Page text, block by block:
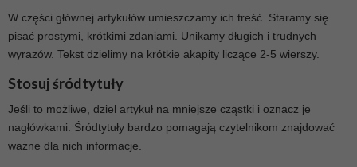
W części głównej artykułów umieszczamy ich treść. Staramy się
pisać prostymi, krótkimi zdaniami. Unikamy długich i trudnych
wyrazów. Tekst dzielimy na krótkie akapity liczące 2-5 wierszy.
Stosuj śródtytuły
Jeśli to możliwe, dziel artykuł na mniejsze cząstki i oznacz je
nagłówkami. Śródtytuły bardzo pomagają czytelnikom znajdować
ważne dla nich informacje.